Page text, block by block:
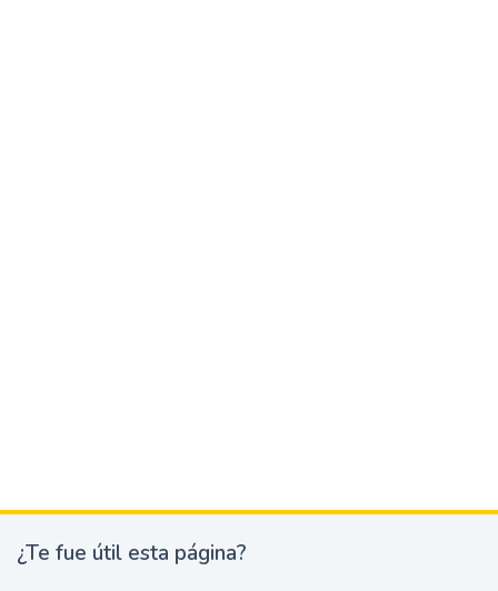
¿
¿Te fue útil esta página?